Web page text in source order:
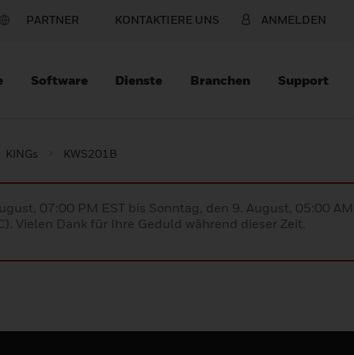
PARTNER KONTAKTIERE UNS ANMELDEN
Software Dienste Branchen Support
KINGs KWS201B
07:00 PM EST bis Sonntag, den 9. August, 05:00
Vielen Dank für Ihre Geduld während dieser Zeit.